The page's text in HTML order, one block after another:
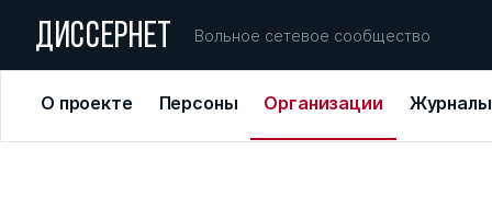
ДИССЕРНЕТ Вольное сетевое сообщество
О проекте Персоны Организации Журналы